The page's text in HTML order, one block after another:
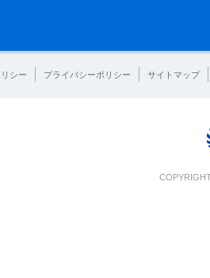
シー プライバシーポリシー サイトマップ